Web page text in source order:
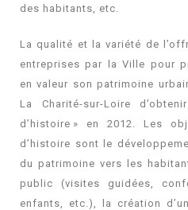
des habitants, etc.
La qualité et la variété de
entreprises par la Ville pour
en valeur son patrimoine
La Charité-sur-Loire
d’histoire » en 2012. Les
d’histoire sont le
du patrimoine vers les
public (visites guidées,
enfants, etc.), la création